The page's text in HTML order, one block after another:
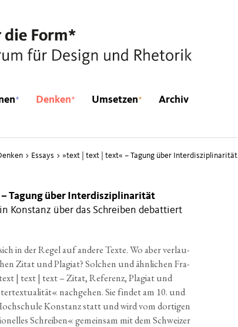
* Denken* Umsetzen* Archiv
> Essays > »text | text | text« – Tagung über Interdisziplinarität
Tagung über Interdisziplinarität
Konstanz über das Schreiben debattiert
in der Regel auf ande­re Tex­te. Wo aber ver­lau­
Zitat und Pla­gi­at? Sol­chen und ähn­li­chen Fra­
| text | text – Zitat, Refe­renz, Pla­gi­at und
nach­ge­hen. Sie fin­det am 10. und
Kon­stanz statt und wird vom dor­ti­gen
Schrei­ben« gemein­sam mit dem Schwei­zer